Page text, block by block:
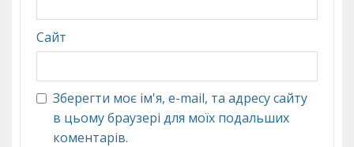
Сайт
Зберегти моє ім'я, e-mail, та адресу сайту
в цьому браузері для моїх подальших
коментарів.